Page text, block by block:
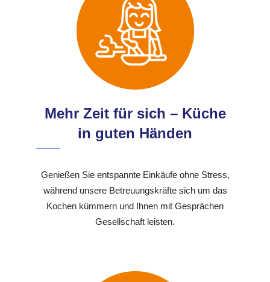
Mehr Zeit für sich – Küche
in guten Händen
Genießen Sie entspannte Einkäufe ohne Stress,
während unsere Betreuungskräfte sich um das
Kochen kümmern und Ihnen mit Gesprächen
Gesellschaft leisten.